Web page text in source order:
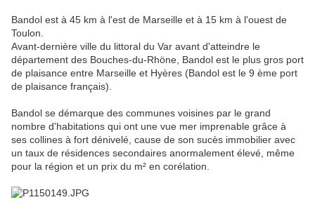
Bandol est à 45 km à l'est de Marseille et à 15 km à l'ouest de
Toulon.
Avant-dernière ville du littoral du Var avant d'atteindre le
département des Bouches-du-Rhöne, Bandol est le plus gros port
de plaisance entre Marseille et Hyères (Bandol est le 9 ème port
de plaisance français).
Bandol se démarque des communes voisines par le grand
nombre d'habitations qui ont une vue mer imprenable grâce à
ses collines à fort dénivelé, cause de son sucès immobilier avec
un taux de résidences secondaires anormalement élevé, même
pour la région et un prix du m² en corélation.